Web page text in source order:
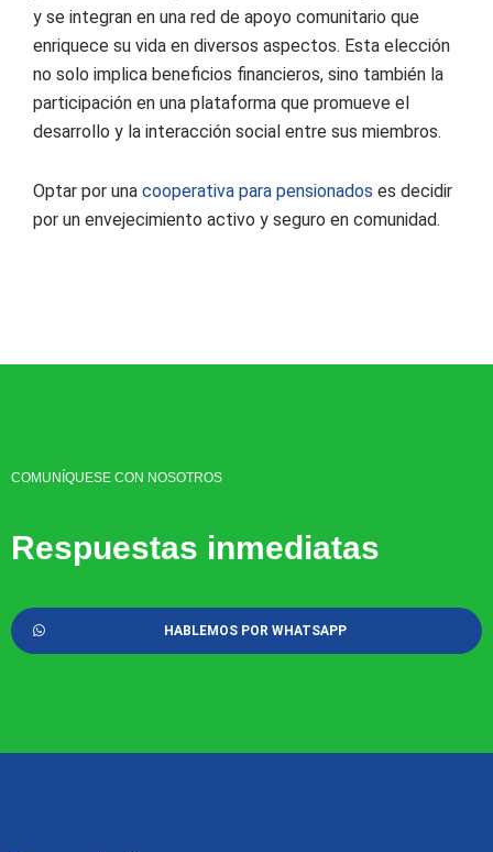
y se integran en una red de apoyo comunitario que
enriquece su vida en diversos aspectos. Esta elección
no solo implica beneficios financieros, sino también la
participación en una plataforma que promueve el
desarrollo y la interacción social entre sus miembros.
Optar por una cooperativa para pensionados es decidir
por un envejecimiento activo y seguro en comunidad.
COMUNÍQUESE CON NOSOTROS
Respuestas inmediatas
HABLEMOS POR WHATSAPP